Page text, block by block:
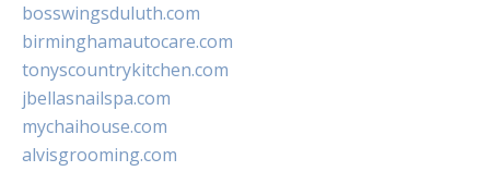
bosswingsduluth.com
birminghamautocare.com
tonyscountrykitchen.com
jbellasnailspa.com
mychaihouse.com
alvisgrooming.com